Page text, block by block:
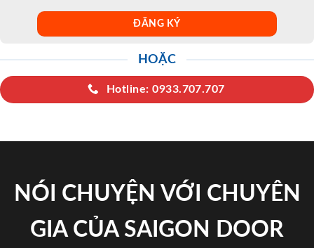
HOẶC
Hotline: 0933.707.707
NÓI CHUYỆN VỚI CHUYÊN
GIA CỦA SAIGON DOOR